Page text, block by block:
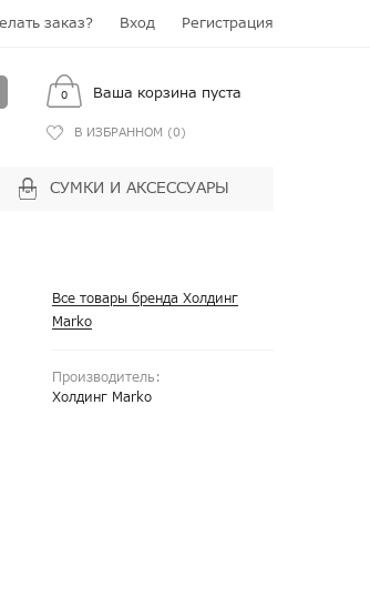
заказ? Вход Регистрация
0 Ваша корзина пуста
В ИЗБРАННОМ (0)
СУМКИ И АКСЕССУАРЫ
Все товары бренда Холдинг
Marko
Производитель:
Холдинг Marko